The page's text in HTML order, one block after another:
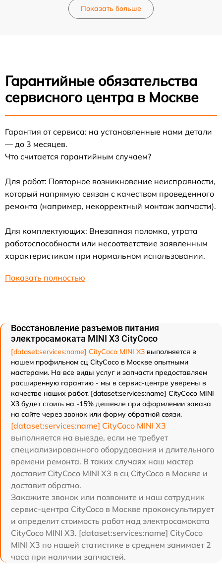
Показать больше
Гарантийные обязательства
сервисного центра в Москве
Гарантия от сервиса: на установленные нами детали
— до 3 месяцев.
Что считается гарантийным случаем?
Для работ: Повторное возникновение неисправности,
который напрямую связан с качеством проведенного
ремонта (например, некорректный монтаж запчасти).
Для комплектующих: Внезапная поломка, утрата
работоспособности или несоответствие заявленным
характеристикам при нормальном использовании.
Показать полностью
Восстановление разъемов питания
электросамоката MINI X3 CityCoco
[dataset:services:name] CityCoco MINI X3 выполняется в
нашем профильном сц CityCoco в Москве опытными
мастерами. На все виды услуг и запчасти предоставляем
расширенную гарантию - мы в сервис-центре уверены в
качестве наших работ. [dataset:services:name] CityCoco MINI
X3 будет стоить на -15% дешевле при оформлении заказа
на сайте через звонок или форму обратной связи.
[dataset:services:name] CityCoco MINI X3
выполняется на выезде, если не требует
специализированного оборудования и длительного
времени ремонта. В таких случаях наш мастер
доставит CityCoco MINI X3 в сц CityCoco в Москве и
доставит обратно.
Закажите звонок или позвоните и наш сотрудник
сервис-центра CityCoco в Москве проконсультирует
и определит стоимость работ над электросамоката
CityCoco MINI X3. [dataset:services:name] CityCoco
MINI X3 по нашей статистике в среднем занимает 2
часа при наличии запчастей.